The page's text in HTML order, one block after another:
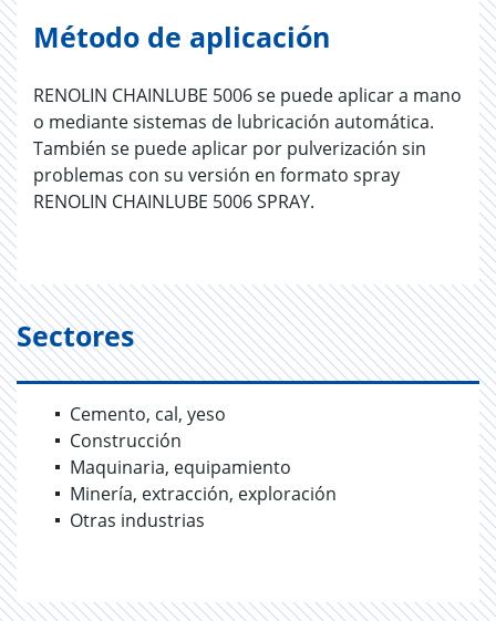
Método de aplicación
RENOLIN CHAINLUBE 5006 se puede aplicar a mano
o mediante sistemas de lubricación automática.
También se puede aplicar por pulverización sin
problemas con su versión en formato spray
RENOLIN CHAINLUBE 5006 SPRAY.
Sectores
Cemento, cal, yeso
Construcción
Maquinaria, equipamiento
Minería, extracción, exploración
Otras industrias